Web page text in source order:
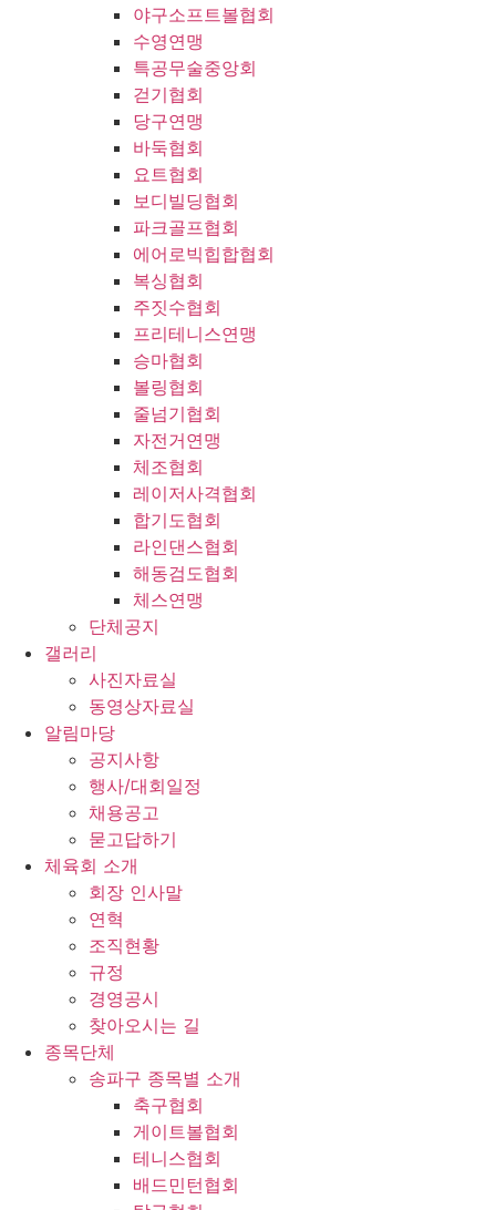
야구소프트볼협회
수영연맹
특공무술중앙회
걷기협회
당구연맹
바둑협회
요트협회
보디빌딩협회
파크골프협회
에어로빅힙합협회
복싱협회
주짓수협회
프리테니스연맹
승마협회
볼링협회
줄넘기협회
자전거연맹
체조협회
레이저사격협회
합기도협회
라인댄스협회
해동검도협회
체스연맹
단체공지
갤러리
사진자료실
동영상자료실
알림마당
공지사항
행사/대회일정
채용공고
묻고답하기
체육회 소개
회장 인사말
연혁
조직현황
규정
경영공시
찾아오시는 길
종목단체
송파구 종목별 소개
축구협회
게이트볼협회
테니스협회
배드민턴협회